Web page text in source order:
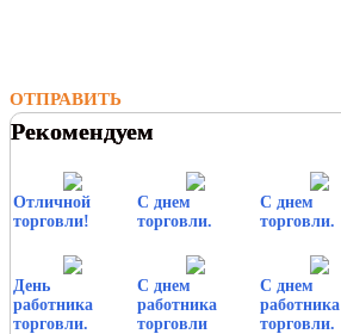
ОТПРАВИТЬ
Рекомендуем
Отличной
торговли!
С днем
торговли.
С днем
торговли.
День
работника
торговли.
С днем
работника
торговли
С днем
работника
торговли.